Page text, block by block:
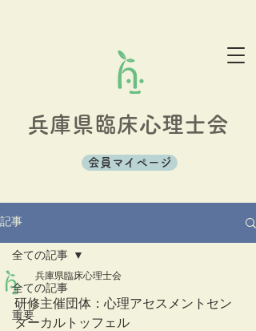
兵庫県臨床心理士会
会員マイページ
記事
全ての記事
重要
全ての記事
兵庫県臨床心理士会
研修主催団体：心理アセスメントセン
ターカルトッフェル